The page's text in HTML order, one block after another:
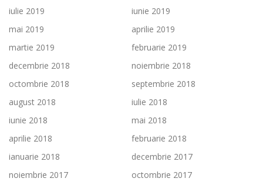
iulie 2019
iunie 2019
mai 2019
aprilie 2019
martie 2019
februarie 2019
decembrie 2018
noiembrie 2018
octombrie 2018
septembrie 2018
august 2018
iulie 2018
iunie 2018
mai 2018
aprilie 2018
februarie 2018
ianuarie 2018
decembrie 2017
noiembrie 2017
octombrie 2017